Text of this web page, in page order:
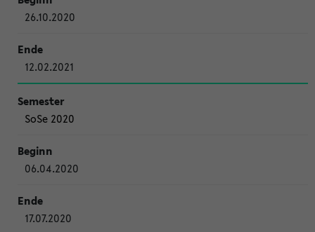
26.10.2020
12.02.2021
SoSe 2020
06.04.2020
17.07.2020